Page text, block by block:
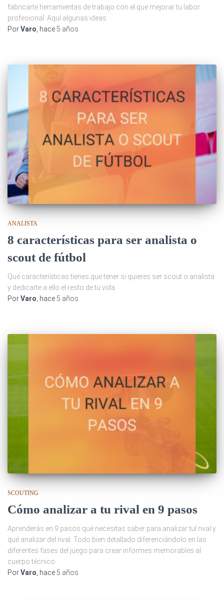
fabricarte herramientas de trabajo con el que mejorar tu labor
profesional. Aquí algunas ideas
PorVaro, hace 5 años
ANALISTA
8 características para ser analista o
scout de fútbol
Qué características tienes que tener si quieres ser scout o analista
y dedicarte a ello el resto de tu vida
PorVaro , hace 5 años
SCOUTING
Cómo analizar a tu rival en 9 pasos
Aprenderás en 9 pasos qué necesitas saber para analizar tul rival y
qué analizar del rival. Todo bien detallado diferenciándolo en las
diferentes fases del juego para crear informes memorables al
cuerpo técnico
PorVaro , hace 5 años